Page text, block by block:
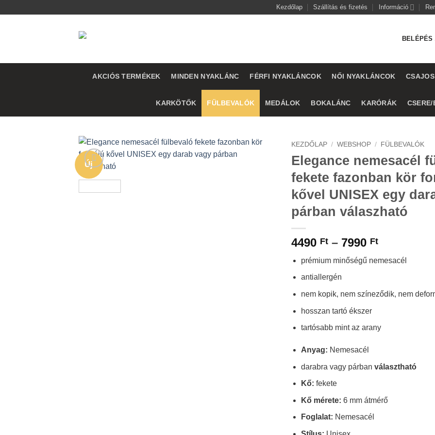
Kezdőlap Szállítás és fizetés Információ
BELÉPÉS
AKCIÓS TERMÉKEK MINDEN NYAKLÁNC FÉRFI NYAKLÁNCOK NŐI NYAKLÁNCOK
KARKÖTŐK FÜLBEVALÓK MEDÁLOK BOKALÁNC KARÓRÁK
Új
KEZDŐLAP / WEBSHOP / FÜLBEVALÓK
Elegance nemesacél
fekete fazonban kör
kővel UNISEX egy
párban válaszható
4490 Ft – 7990 Ft
4490 Ft
-
prémium minőségű nemesacél
antiallergén
nem kopik, nem színeződik, nem
hosszan tartó ékszer
tartósabb mint az arany
Anyag: Nemesacél
darabra vagy párbanválasztható
Kő: fekete
Kő mérete: 6 mm átmérő
Foglalat: Nemesacél